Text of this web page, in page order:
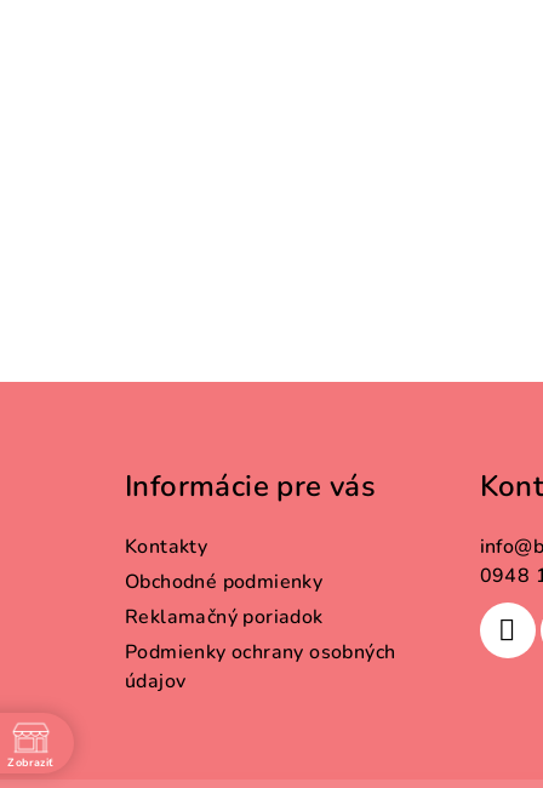
Informácie pre vás
Kontakty
Obchodné podmienky
Reklamačný poriadok
Podmienky ochrany osobných
údajov
info@
0948
Zobraziť